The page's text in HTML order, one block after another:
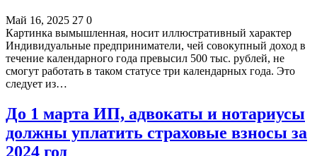
Май 16, 2025 27 0
Картинка вымышленная, носит иллюстративный характер
Индивидуальные предприниматели, чей совокупный доход в
течение календарного года превысил 500 тыс. рублей, не
смогут работать в таком статусе три календарных года. Это
следует из…
До 1 марта ИП, адвокаты и нотариусы
должны уплатить страховые взносы за
2024 год